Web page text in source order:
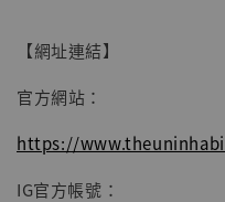
【網址連結】
官方網站：
https://
IG官方帳號：